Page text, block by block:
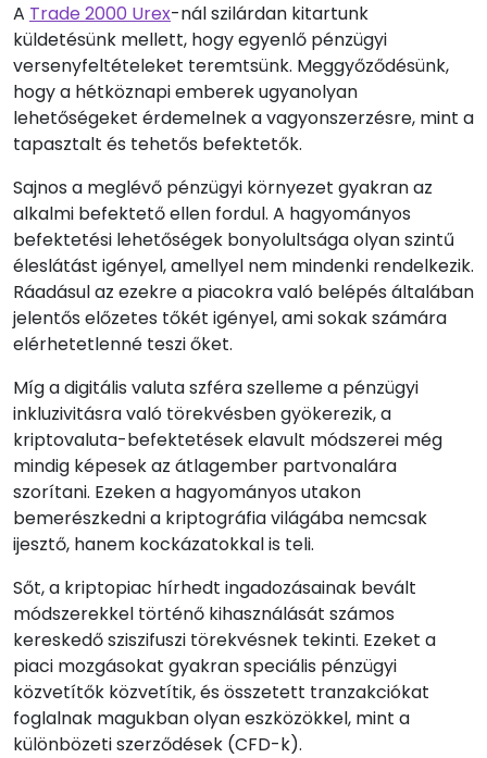
A Trade 2000 Urex-nál szilárdan kitartunk
küldetésünk mellett, hogy egyenlő pénzügyi
versenyfeltételeket teremtsünk. Meggyőződésünk,
hogy a hétköznapi emberek ugyanolyan
lehetőségeket érdemelnek a vagyonszerzésre, mint a
tapasztalt és tehetős befektetők.
Sajnos a meglévő pénzügyi környezet gyakran az
alkalmi befektető ellen fordul. A hagyományos
befektetési lehetőségek bonyolultsága olyan szintű
éleslátást igényel, amellyel nem mindenki rendelkezik.
Ráadásul az ezekre a piacokra való belépés általában
jelentős előzetes tőkét igényel, ami sokak számára
elérhetetlenné teszi őket.
Míg a digitális valuta szféra szelleme a pénzügyi
inkluzivitásra való törekvésben gyökerezik, a
kriptovaluta-befektetések elavult módszerei még
mindig képesek az átlagember partvonalára
szorítani. Ezeken a hagyományos utakon
bemerészkedni a kriptográfia világába nemcsak
ijesztő, hanem kockázatokkal is teli.
Sőt, a kriptopiac hírhedt ingadozásainak bevált
módszerekkel történő kihasználását számos
kereskedő sziszifuszi törekvésnek tekinti. Ezeket a
piaci mozgásokat gyakran speciális pénzügyi
közvetítők közvetítik, és összetett tranzakciókat
foglalnak magukban olyan eszközökkel, mint a
különbözeti szerződések (CFD-k).